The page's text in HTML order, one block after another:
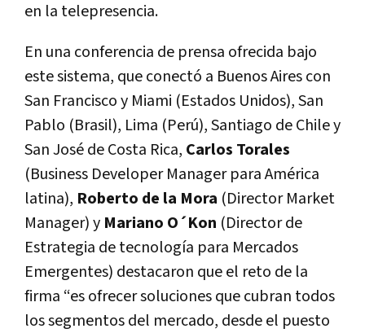
en la telepresencia.
En una conferencia de prensa ofrecida bajo
este sistema, que conectó a Buenos Aires con
San Francisco y Miami (Estados Unidos), San
Pablo (Brasil), Lima (Perú), Santiago de Chile y
San José de Costa Rica, Carlos Torales
(Business Developer Manager para América
latina), Roberto de la Mora (Director Market
Manager) y Mariano O´Kon (Director de
Estrategia de tecnología para Mercados
Emergentes) destacaron que el reto de la
firma “es ofrecer soluciones que cubran todos
los segmentos del mercado, desde el puesto